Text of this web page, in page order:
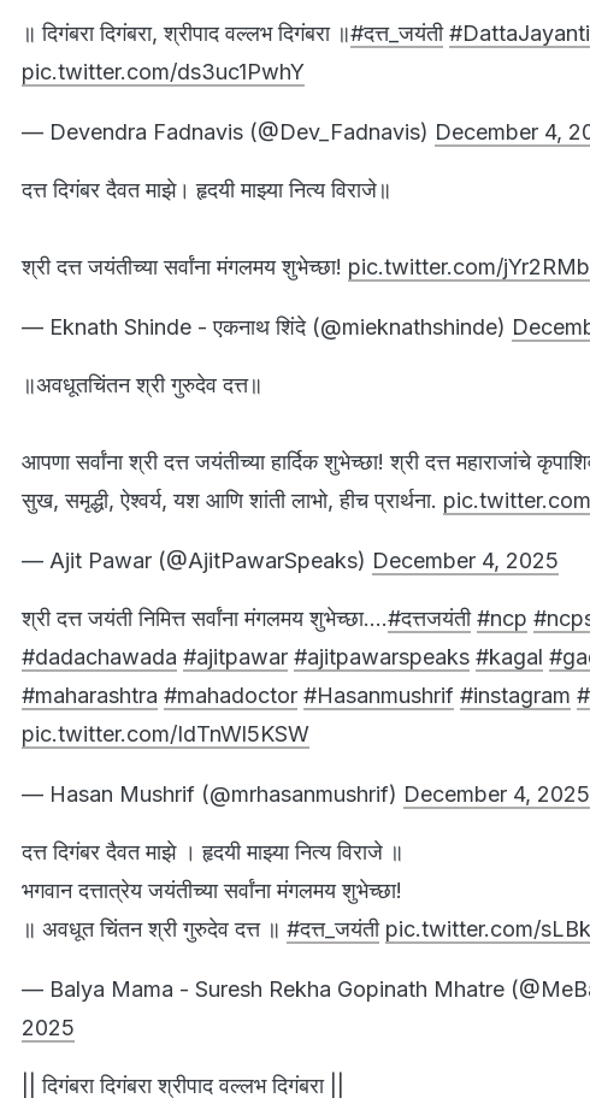
॥ दिगंबरा दिगंबरा, श्रीपाद वल्लभ दिगंबरा ॥#दत्त_जयंती #DattaJayanti
pic.twitter.com/ds3uc1PwhY
— Devendra Fadnavis (@Dev_Fadnavis) December 4,
दत्त दिगंबर दैवत माझे। हृदयी माझ्या नित्य विराजे॥
श्री दत्त जयंतीच्या सर्वांना मंगलमय शुभेच्छा! pic.twitter.com/
— Eknath Shinde - एकनाथ शिंदे (@mieknathshinde)
॥अवधूतचिंतन श्री गुरुदेव दत्त॥
आपणा सर्वांना श्री दत्त जयंतीच्या हार्दिक शुभेच्छा! श्री दत्त महाराजांचे
सुख, समृद्धी, ऐश्वर्य, यश आणि शांती लाभो, हीच प्रार्थना.
— Ajit Pawar (@AjitPawarSpeaks) December 4, 2025
श्री दत्त जयंती निमित्त सर्वांना मंगलमय शुभेच्छा....#दत्तजयंती #ncp
#dadachawada #ajitpawar #ajitpawarspeaks #kagal
#maharashtra #mahadoctor #Hasanmushrif #instagram
pic.twitter.com/IdTnWl5KSW
— Hasan Mushrif (@mrhasanmushrif) December 4, 2025
दत्त दिगंबर दैवत माझे । हृदयी माझ्या नित्य विराजे ॥
भगवान दत्तात्रेय जयंतीच्या सर्वांना मंगलमय शुभेच्छा!
॥ अवधूत चिंतन श्री गुरुदेव दत्त ॥ #दत्त_जयंती pic.twitter.com/
— Balya Mama - Suresh Rekha Gopinath Mhatre
2025
|| दिगंबरा दिगंबरा श्रीपाद वल्लभ दिगंबरा ||